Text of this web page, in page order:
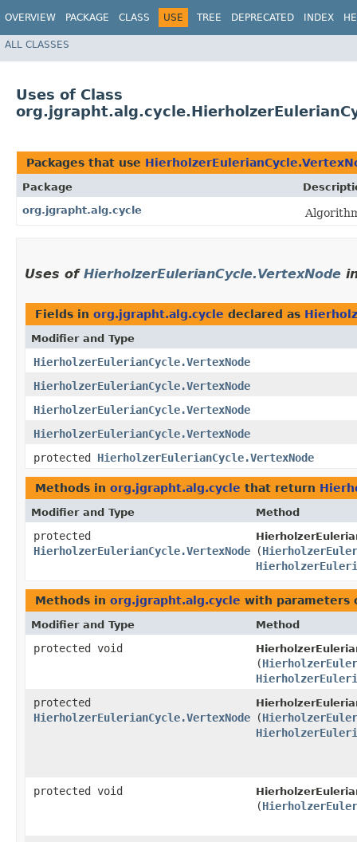
OVERVIEW PACKAGE CLASS USE TREE DEPRECATED INDEX
ALL CLASSES
Uses of Class
Packages that use
Package
org.jgrapht.alg.cycle
Uses of HierholzerEulerianCycle.VertexNode
Fields in org.jgrapht.alg.cycle declared as
Modifier and Type
HierholzerEulerianCycle.VertexNode
HierholzerEulerianCycle.VertexNode
HierholzerEulerianCycle.VertexNode
HierholzerEulerianCycle.VertexNode
protected HierholzerEulerianCycle.VertexNode
Methods in org.jgrapht.alg.cycle that return
Modifier and Type Method
protected
HierholzerEulerianCycle.VertexNode
(
Methods in org.jgrapht.alg.cycle with parameters
Modifier and Type Method
protected void
(
protected
HierholzerEulerianCycle.VertexNode
(
protected void
(